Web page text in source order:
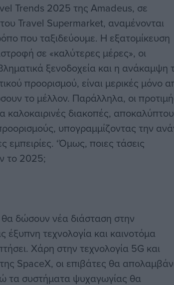
Trends 2025 της Amadeus, σε
Travel Supermarket, αναμένονται
που ταξιδεύουμε. Η εξατομίκευση
σε «καλύτερες μέρες», οι
ξενοδοχεία και η ανάκαμψη
προορισμού, είναι μερικές μόνο
το μέλλον. Παράλληλα, οι
καλοκαιρινές διακοπές,
υπογραμμίζοντας την
εμπειρίες. ‘Όμως, ποιες τάσεις
το 2025;
δώσουν νέα διάσταση στην
έξυπνη τεχνολογία και καινοτόμα
Χάρη στην τεχνολογία 5G και
SpaceX, οι επιβάτες θα
τα συστήματα ψυχαγωγίας θα